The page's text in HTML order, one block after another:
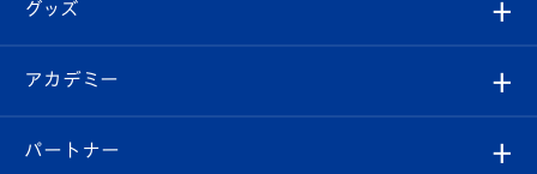
チケット
イベント
メディア
スタッフプロフィール
マスコット紹介
Revive Team
ヴィヴィくんの長崎おもてなしガイド
フォトギャラリー
スタジアムグルメ
V-LOVERS（ファンクラブ）
グッズ
オンラインショップ
アカデミー
育成からのお知らせ
パートナー